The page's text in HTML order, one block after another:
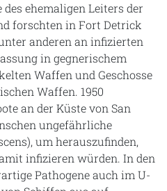
ehemaligen Leiters der
forschten in Fort Detrick
anderen an infizierten
in gegnerischem
Waffen und Geschosse
Waffen. 1950
an der Küste von San
ungefährliche
um herauszufinden,
infizieren würden. In den
Pathogene auch im U-